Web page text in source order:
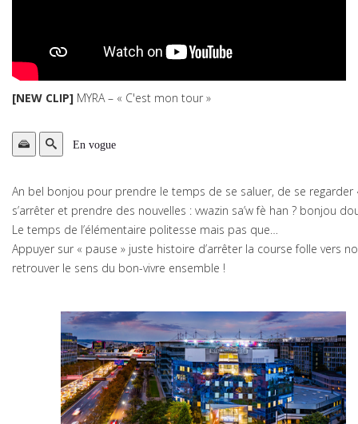
[NEW CLIP] MYRA – « C'est mon tour »
En vogue
An bel bonjou pour prendre le temps de se saluer, de se
s’arrêter et prendre des nouvelles : vwazin sa’w fè han ? bonjou
Le temps de l’élémentaire politesse mais pas que…
Appuyer sur « pause » juste histoire d’arrêter la course folle vers
retrouver le sens du bon-vivre ensemble !